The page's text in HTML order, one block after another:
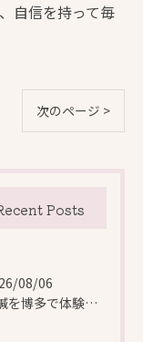
自信を持って毎
次のページ >
Posts
08/06
美容鍼を博多で体験する際の効果や安全性と料金比較徹底ガイド